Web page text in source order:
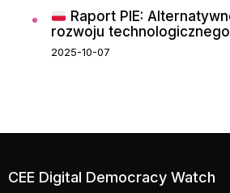
Raport PIE:
rozwoju
2025-10-07
CEE Digital Democracy Watch